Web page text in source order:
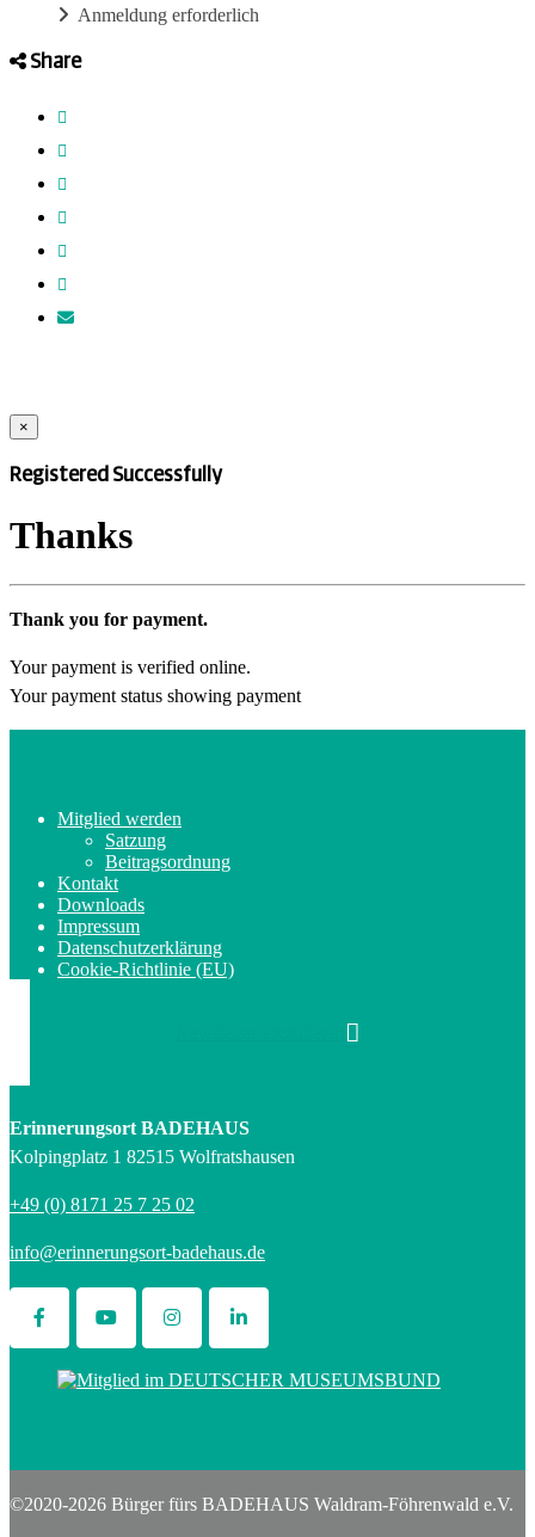
Anmeldung erforderlich
Share
×
Registered Successfully
Thanks
Thank you for payment.
Your payment is verified online.
Your payment status showing payment
Mitglied werden
Satzung
Beitragsordnung
Kontakt
Downloads
Impressum
Datenschutzerklärung
Cookie-Richtlinie (EU)
Erinnerungsort BADEHAUS
Kolpingplatz 1 82515 Wolfratshausen
+49 (0) 8171 25 7 25 02
info@erinnerungsort-badehaus.de
©2020-2026 Bürger fürs BADEHAUS Waldram-Föhrenwald e.V.